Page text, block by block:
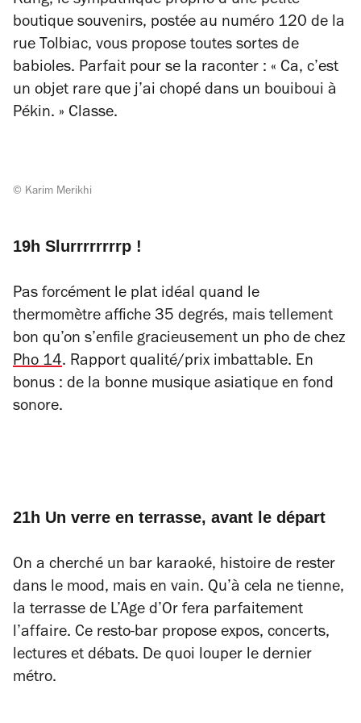
boutique souvenirs, postée au numéro 120 de la
rue Tolbiac, vous propose toutes sortes de
babioles. Parfait pour se la raconter : « Ca, c’est
un objet rare que j’ai chopé dans un bouiboui à
Pékin. » Classe.
© Karim Merikhi
19h Slurrrrrrrrp !
Pas forcément le plat idéal quand le
thermomètre affiche 35 degrés, mais tellement
bon qu’on s’enfile gracieusement un pho de chez
Pho 14. Rapport qualité/prix imbattable. En
bonus : de la bonne musique asiatique en fond
sonore.
21h Un verre en terrasse, avant le départ
On a cherché un bar karaoké, histoire de rester
dans le mood, mais en vain. Qu’à cela ne tienne,
la terrasse de L’Age d’Or fera parfaitement
l’affaire. Ce resto-bar propose expos, concerts,
lectures et débats. De quoi louper le dernier
métro.